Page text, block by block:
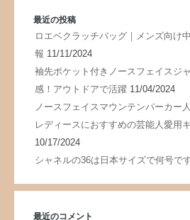
最近の投稿
ロエベクラッチバッグ｜メンズ向け
報 11/11/2024
袖先ポケット付きノースフェイスジ
感！アウトドアで活躍 11/04/2024
ノースフェイスマウンテンパーカー
レディースにおすすめの芸能人愛用
10/17/2024
シャネルの36は日本サイズで何号で
最近のコメント